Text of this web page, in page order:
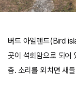
버드 아일랜드(Bird
곳이 석회암으로 되어
춤. 소리를 외치면 새